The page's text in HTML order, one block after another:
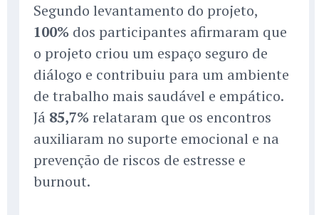
Segundo levantamento do projeto,
100% dos participantes afirmaram que
o projeto criou um espaço seguro de
diálogo e contribuiu para um ambiente
de trabalho mais saudável e empático.
Já 85,7%relataram que os encontros
auxiliaram no suporte emocional e na
prevenção de riscos de estresse e
burnout.